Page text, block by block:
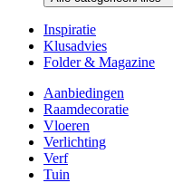
Inspiratie
Klusadvies
Folder & Magazine
Aanbiedingen
Raamdecoratie
Vloeren
Verlichting
Verf
Tuin